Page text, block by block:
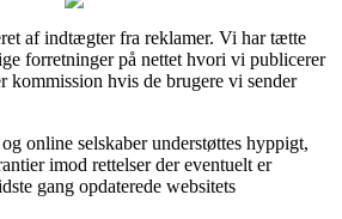
af indtægter fra reklamer. Vi har tætte
forretninger på nettet hvori vi publicerer
kommission hvis de brugere vi sender
online selskaber understøttes hyppigt,
imod rettelser der eventuelt er
gang opdaterede websitets